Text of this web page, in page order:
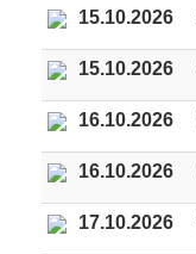
15.10.2026
15.10.2026
16.10.2026
16.10.2026
17.10.2026